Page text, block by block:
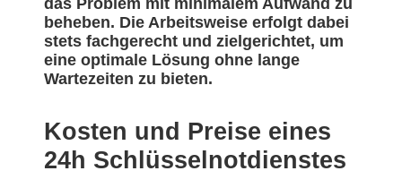
das Problem mit minimalem Aufwand zu
beheben. Die Arbeitsweise erfolgt dabei
stets fachgerecht und zielgerichtet, um
eine optimale Lösung ohne lange
Wartezeiten zu bieten.
Kosten und Preise eines
24h Schlüsselnotdienstes